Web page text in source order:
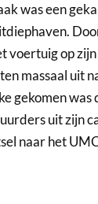
was een
voertuig op
massaal uit
gekomen
uit zijn
naar het